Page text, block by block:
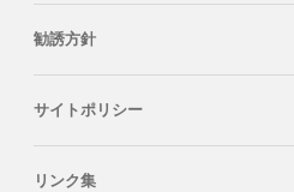
勧誘方針
サイトポリシー
リンク集